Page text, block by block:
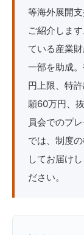
等海外展開
ご紹介しま
ている産業
一部を助成
円上限、特
願60万円、
員会でのプ
では、制度
してお届け
ださい。